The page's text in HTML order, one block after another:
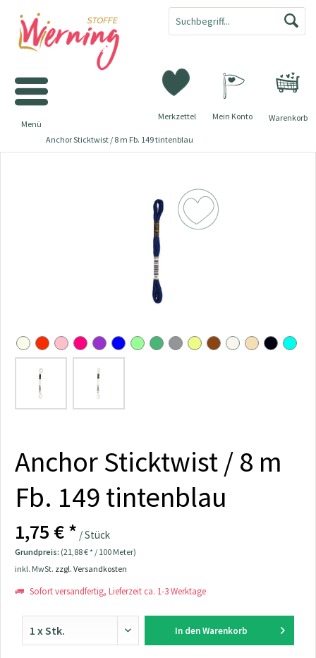
Warenkorb
Merkzettel Mein Konto
Menü
Anchor Sticktwist / 8 m Fb. 149 tintenblau
Anchor Sticktwist / 8 m
Fb. 149 tintenblau
1,75 € * / Stück
Grundpreis: (21,88 € * / 100 Meter)
inkl. MwSt. zzgl. Versandkosten
Sofort versandfertig, Lieferzeit ca. 1-3 Werktage
In den Warenkorb